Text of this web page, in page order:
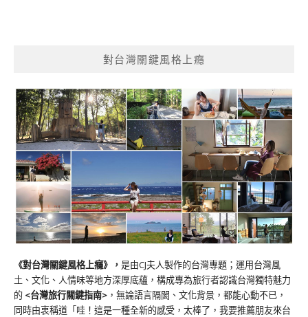
對台灣關鍵風格上癮
《對台灣關鍵風格上癮》 ， 是由CJ夫人製作的台灣專題；運用台灣風
土、文化、人情味等地方深厚底蘊，構成專為旅行者認識台灣獨特魅力
的 <台灣旅行關鍵指南> ，無論語言隔閡、文化背景，都能心動不已，
同時由衷稱道「哇！這是一種全新的感受，太棒了，我要推薦朋友來台